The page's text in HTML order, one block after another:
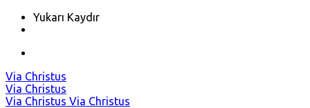
Yukarı Kaydır
Skip
to
content
Via Christus
Via Christus
Via Christus Via Christus